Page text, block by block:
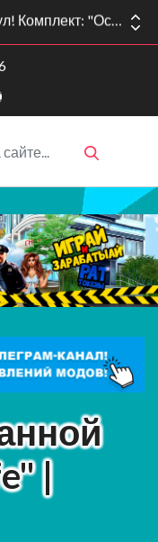
версии игры: 1.119.96.1030 (ПК)! 1.119.96.1230 (Mac)! 2.22 (ИП)!
|